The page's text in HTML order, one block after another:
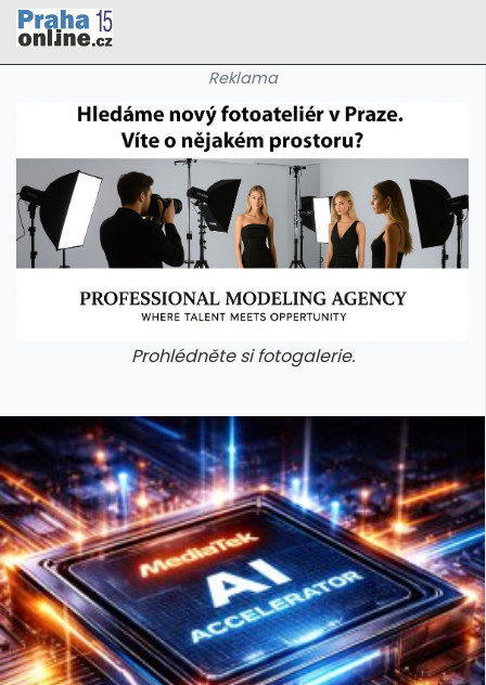
Reklama
Prohlédněte si fotogalerie.